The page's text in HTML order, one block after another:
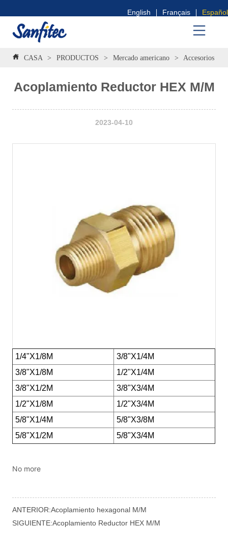
English Français Español
CASA > PRODUCTOS > Mercado americano > Accesorios
Acoplamiento Reductor HEX M/M
2023-04-10
No more
ANTERIOR:Acoplamiento hexagonal M/M
SIGUIENTE:Acoplamiento Reductor HEX M/M